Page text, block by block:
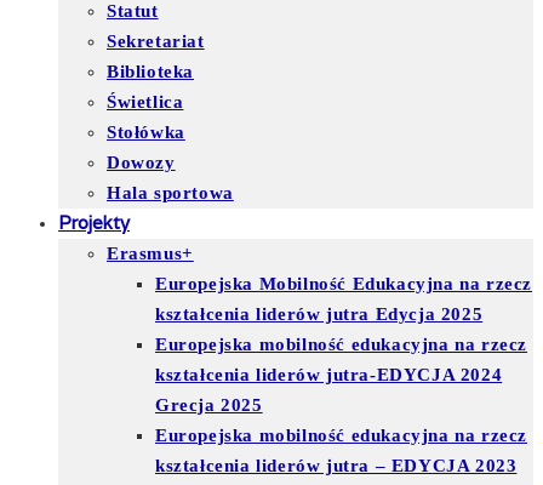
Statut
Sekretariat
Biblioteka
Świetlica
Stołówka
Dowozy
Hala sportowa
Projekty
Erasmus+
Europejska Mobilność Edukacyjna na rzecz
kształcenia liderów jutra Edycja 2025
Europejska mobilność edukacyjna na rzecz
kształcenia liderów jutra-EDYCJA 2024
Grecja 2025
Europejska mobilność edukacyjna na rzecz
kształcenia liderów jutra – EDYCJA 2023